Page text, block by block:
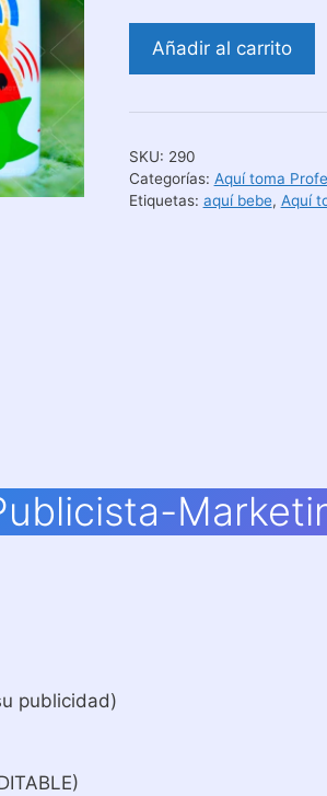
Aquí
Publicista-
Diseños
para
Añadir al carrito
SKU: 290
Categorías: Aquí toma
Etiquetas: aquí bebe, Aquí
publicidad)